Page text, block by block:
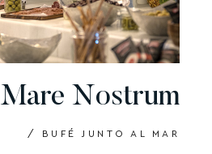
Mare Nostrum
/ BUFÉ JUNTO AL MAR